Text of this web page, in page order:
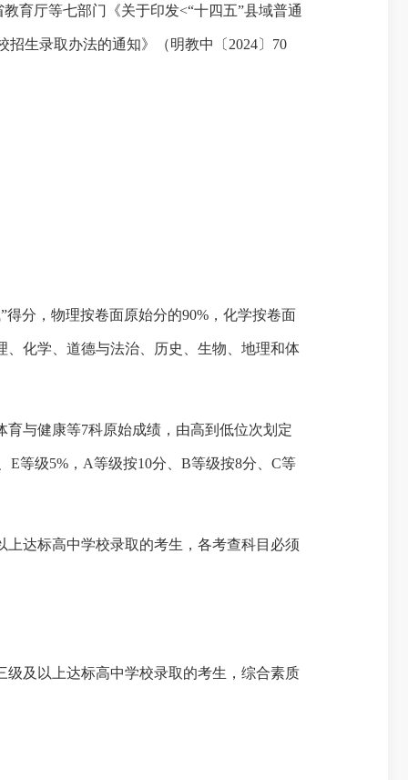
育厅等七部门《关于印发<“十四五”县域普通
生录取办法的通知》（明教中〔2024〕70
分，物理按卷面原始分的90%，化学按卷面
、化学、道德与法治、历史、生物、地理和体
与健康等7科原始成绩，由高到低位次划定
E等级5%，A等级按10分、B等级按8分、C等
达标高中学校录取的考生，各考查科目必须
及以上达标高中学校录取的考生，综合素质